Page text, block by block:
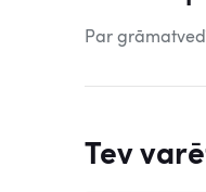
Par
Tev